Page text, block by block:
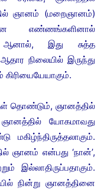
ஞானம் (மறைஞானம்)
எண்ணங்களினால்
ஆனால், இது சுத்த
நிலையில் இருந்து
தொண்டும், ஞானத்தில்
ஞானத்தில் யோகமாவது
மகிழ்ந்திருத்தலாகும்.
ஞானம் என்பது ‘நான்’,
இல்லாதிருப்பதாகும்.
நின்று ஞானத்தினை